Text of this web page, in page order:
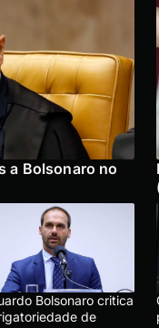
a Bolsonaro no
Bolsonaro critica
de